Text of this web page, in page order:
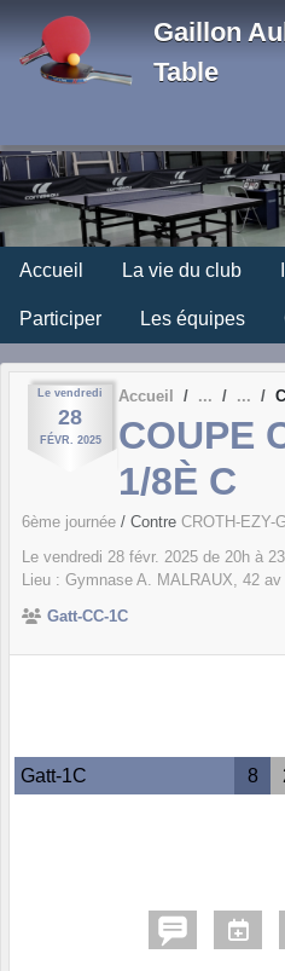
Gaillon
Table
Accueil La vie du club
Participer Les équipes
Le vendredi
28
FÉVR. 2025
Accueil
COUPE
1/8È C
6ème journée / Contre CROTH-EZY-
Le vendredi 28 févr. 2025 de 20h à
Lieu : Gymnase A. MALRAUX, 42 av
Gatt-CC-1C
Gatt-1C 8
Panneau de gestion des cookies